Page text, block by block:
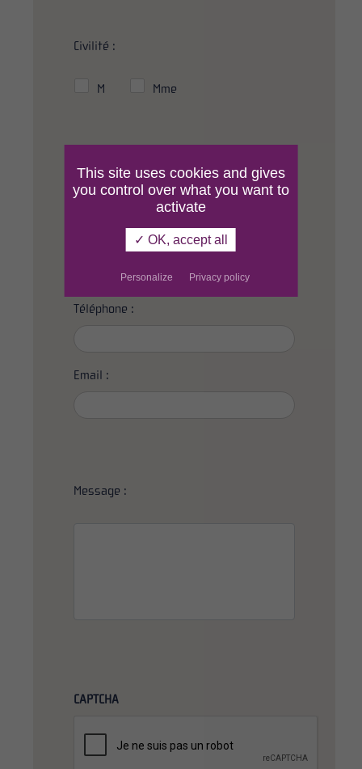
Civilité :
M Mme
Téléphone :
Email :
Message :
CAPTCHA
This site uses cookies and gives
you control over what you want to
activate
✓ OK, accept all
Personalize Privacy policy